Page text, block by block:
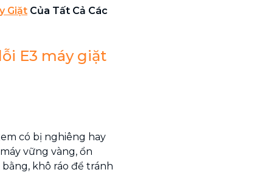
Giặt Của Tất Cả Các
E3 máy giặt
có bị nghiêng hay
vững vàng, ổn
khô ráo để tránh